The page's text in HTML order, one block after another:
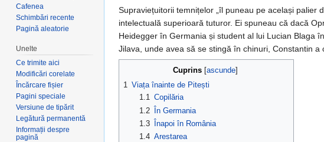
Supraviețuitorii temnițelor „îl puneau pe același palier
intelectuală superioară tuturor. Ei spuneau că dacă
Heidegger în Germania și student al lui Lucian Blaga
Jilava, unde avea să se stingă în chinuri, Constantin
Cuprins[ ascunde]
1 Viața înainte de Pitești
1.1 Copilăria
1.2
În Germania
1.3
Înapoi în România
1.4 Arestarea
Cafenea
Schimbări recente
Pagină aleatorie
Unelte
Ce trimite aici
Modificări corelate
Încărcare fișier
Pagini speciale
Versiune de tipărit
Legătură permanentă
Informații despre
pagină